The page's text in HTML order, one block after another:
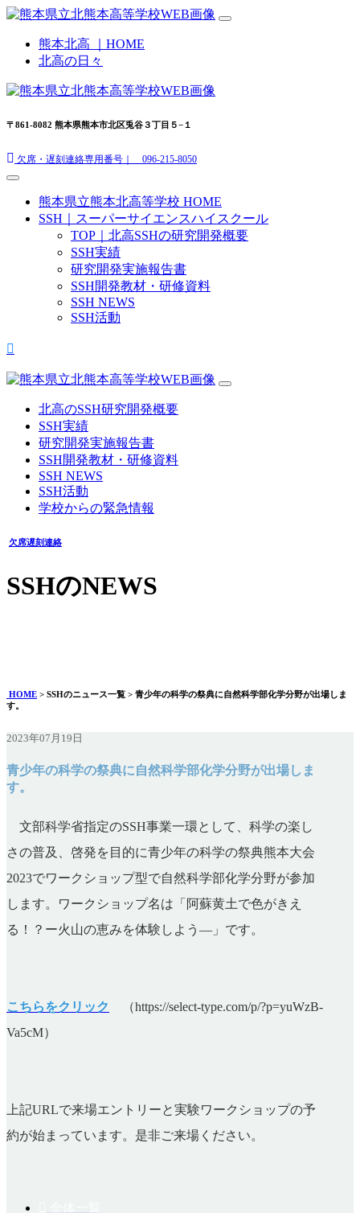
熊本北高 ｜HOME
北高の日々
〒861-8082 熊本県熊本市北区兎谷３丁目５−１
欠席・遅刻連絡専用番号｜ 096-215-8050
熊本県立熊本北高等学校 HOME
SSH｜スーパーサイエンスハイスクール
TOP｜北高SSHの研究開発概要
SSH実績
研究開発実施報告書
SSH開発教材・研修資料
SSH NEWS
SSH活動
北高のSSH研究開発概要
SSH実績
研究開発実施報告書
SSH開発教材・研修資料
SSH NEWS
SSH活動
学校からの緊急情報
欠席遅刻連絡
SSHのNEWS
HOME > SSHのニュース一覧 > 青少年の科学の祭典に自然科学部化学分野が出場しま
す。
2023年07月19日
青少年の科学の祭典に自然科学部化学分野が出場しま
す。
文部科学省指定のSSH事業一環として、科学の楽し
さの普及、啓発を目的に青少年の科学の祭典熊本大会
2023でワークショップ型で自然科学部化学分野が参加
します。ワークショップ名は「阿蘇黄土で色がきえ
る！？ー火山の恵みを体験しよう―」です。
こちらをクリック
（https://select-type.com/p/?p=yuWzB-
Va5cM）
上記URLで来場エントリーと実験ワークショップの予
約が始まっています。是非ご来場ください。